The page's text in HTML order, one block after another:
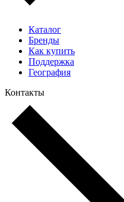
Каталог
Бренды
Как купить
Поддержка
География
Контакты